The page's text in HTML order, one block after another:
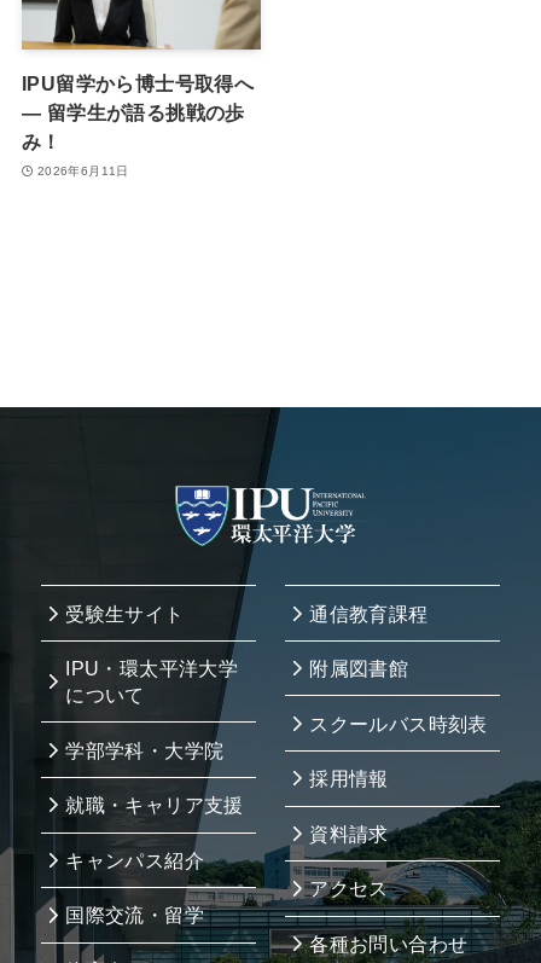
IPU留学から博士号取得へ
― 留学生が語る挑戦の歩
み！
2026年6月11日
受験生サイト
IPU・環太平洋大学
について
学部学科・大学院
就職・キャリア支援
キャンパス紹介
国際交流・留学
通信教育課程
附属図書館
スクールバス時刻表
採用情報
資料請求
アクセス
各種お問い合わせ